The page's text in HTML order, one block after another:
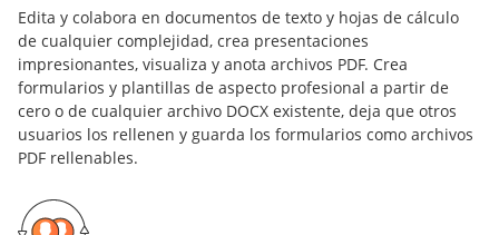
Edita y colabora en documentos de texto y hojas de cálculo
de cualquier complejidad, crea presentaciones
impresionantes, visualiza y anota archivos PDF. Crea
formularios y plantillas de aspecto profesional a partir de
cero o de cualquier archivo DOCX existente, deja que otros
usuarios los rellenen y guarda los formularios como archivos
PDF rellenables.